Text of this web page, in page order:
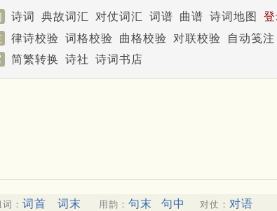
诗词 典故词汇 对仗词汇 词谱 曲谱 诗词地图
律诗校验 词格校验 曲格校验 对联校验
自动笺注
简繁转换 诗社 诗词书店
： 词首 词末 用韵： 句末 句中 对仗： 对语